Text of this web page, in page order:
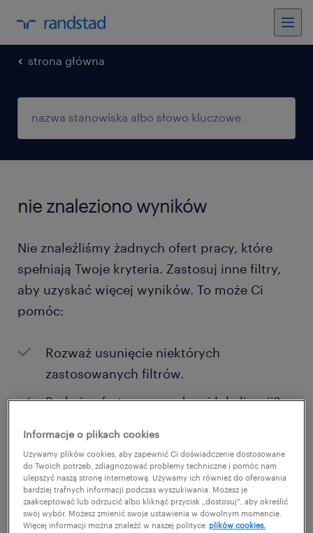
strona główna
nie znaleziono wyników
Nie znaleźliśmy żadnych ofert pracy, które
spełniają Twoje kryteria. Zastosuj inne filtry,
aby uzyskać więcej wyników. To może Ci
pomóc:
Rozważ usunięcie niektórych
zastosowanych filtrów.
Brakuje ofert pracy w danej lokalizacji?
poszukiwań?
Zmień nazwę stanowiska albo słowa
kluczowe i sprawdź, czy zostały zapisane
poprawnie.
Informacje o plikach cookies
Używamy plików cookies, aby zapewnić Ci doświadczenie dostosowane
do Twoich potrzeb, zdiagnozować problemy techniczne i pomóc nam
ulepszyć naszą stronę internetową. Używamy ich również do oferowania
bardziej trafnych informacji podczas wyszukiwania. Możesz je
zaakceptować lub odrzucić albo kliknąć przycisk „dostosuj”, aby określić
swój wybór. Możesz zmienić swoje ustawienia w dowolnym momencie.
Więcej informacji można znaleźć w naszej polityce plików cookies.